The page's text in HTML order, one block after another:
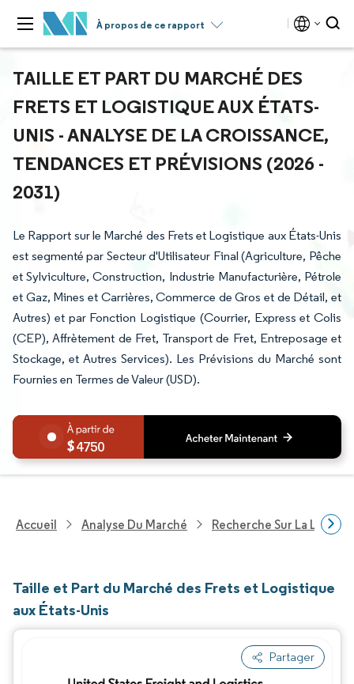
À propos de ce rapport
TAILLE ET PART DU MARCHÉ DES
FRETS ET LOGISTIQUE AUX ÉTATS-
UNIS - ANALYSE DE LA CROISSANCE,
TENDANCES ET PRÉVISIONS (2026 -
2031)
Le Rapport sur le Marché des Frets et Logistique aux États-Unis
est segmenté par Secteur d'Utilisateur Final (Agriculture, Pêche
et Sylviculture, Construction, Industrie Manufacturière, Pétrole
et Gaz, Mines et Carrières, Commerce de Gros et de Détail, et
Autres) et par Fonction Logistique (Courrier, Express et Colis
(CEP), Affrètement de Fret, Transport de Fret, Entreposage et
Stockage, et Autres Services). Les Prévisions du Marché sont
Fournies en Termes de Valeur (USD).
4750
Accueil Analyse Du Marché Recherche Sur La
Taille et Part du Marché des Frets et Logistique
aux États-Unis
Partager